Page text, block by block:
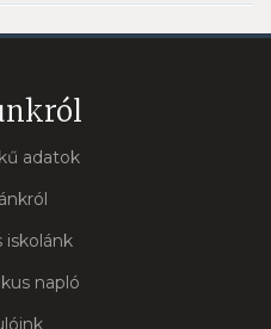
adatok
iskolánk
napló